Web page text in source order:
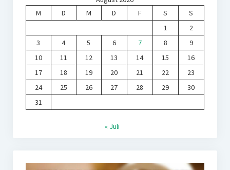
M
D M D F S
S
1
2
3
4 5 6 7 8
9
10
11 12 13 14 15
16
17
18 19 20 21 22
23
24
25 26 27 28 29
30
31
« Juli